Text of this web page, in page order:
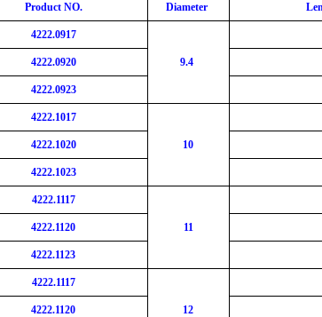
Product NO.
Diameter
4222.0917
9.4
4222.0920
4222.0923
4222.1017
10
4222.1020
4222.1023
4222.1117
11
4222.1120
4222.1123
4222.1117
12
4222.1120